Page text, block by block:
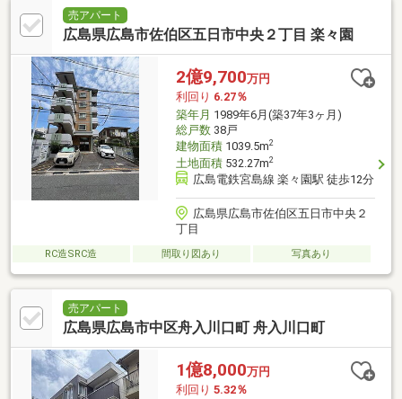
売アパート
広島県広島市佐伯区五日市中央２丁目 楽々園
2億9,700万円
利回り 6.27％
築年月 1989年6月(築37年3ヶ月)
総戸数38戸
建物面積1039.5m2
土地面積532.27m2
広島電鉄宮島線 楽々園駅 徒歩12分
広島県広島市佐伯区五日市中央２
丁目
RC造SRC造 間取り図あり 写真あり
売アパート
広島県広島市中区舟入川口町 舟入川口町
1億8,000万円
利回り 5.32％